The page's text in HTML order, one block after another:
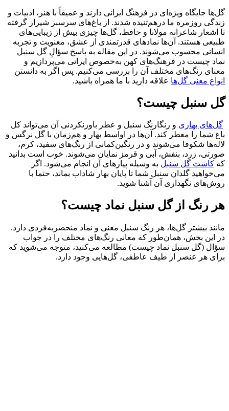
گل‌ها جایگاه ویژه‌ای در فرهنگ ایرانی دارند و عمیقاً با هنر، ادبیات و
زندگی روزمره ما درهم‌تنیده‌ شدند. از باغ‌های سرسبز شیراز گرفته
تا اشعار شاعرانه مولانا و حافظ، گل‌ها چیزی بیش از زیبایی‌های
طبیعی هستند. آن‌ها نمادهای قدرتمندی از عشق، معنویت و تجربه
انسانی محسوب می‌شوند. در این مقاله به پاسخ سؤالِ گل سنبل
نماد چیست در فرهنگ‌های کهن به‌خصوص ایرانی می‌پردازیم و
معنای رنگ‌های مختلف آن را بررسی می‌کنیم. پس اگر به دانستن
انواع معنی گل‌ها علاقه دارید با ما همراه باشید.
گل سنبل چیست؟
گل‌های بهاری و رنگارنگ سنبل و عطر باورنکردنی آن می‌تواند کل
باغ شما را معطر کند. آن‌ها در اواسط بهار و هم‌زمان با گل نرگس و
لاله‌ها شکوفا می‌شوند و در رنگین‌کمانی از رنگ‌های سفید، کرم،
صورتی، زرد، بنفش، آبی و قرمز نمایان می‌شوند. خوب است بدانید
که کاشت گل سنبل به وسیله پیازهای آن انجام می‌شود. اگر
می‌خواهید گلدان سنبل شما تا پایان بهار شاداب بماند، حتما با
روش‌های نگهداری آن آشنا شوید.
هر رنگ از گل سنبل نماد چیست؟
مانند بیشتر گل‌ها، هر رنگ سنبل معنی و نماد منحصربه‌فردی دارد.
در این بخش، همان‌طور که معانی رنگ‌های مختلف را در جواب
سؤال (گل سنبل نماد چیست) مطالعه می‌کنید، متوجه می‌شوید که
برای هر عنصر از طیف عاطفی، گل‌هایی وجود دارد.